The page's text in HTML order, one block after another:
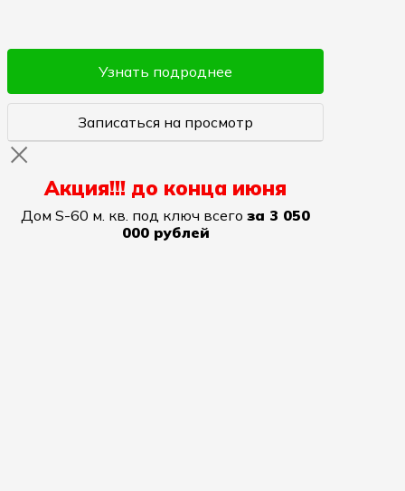
Узнать подроднее
Записаться на просмотр
Акция!!! до конца июня
Дом S-60 м. кв. под ключ всего за 3 050
000 рублей